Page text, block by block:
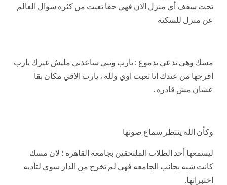
تحت سقف أي منزل الان فهي حقا تعبت من كثره سؤال العالم
عن منزل للسكنه
مسك وهي تدعي بدموع : يارب ونبي ساعدني مليش غيرك يارب
افرجها من عندك انا تعبت اوي ولله ، يارب الاقي مكان بقا
عشان مش قادره .
وكأن الله ينتظر سماع صوتها
ليسمعها أحد الطلاب الملتحقين بجامعه القاهره ؛ لان مسك
كانت شبه بجانب الجامعه فهي لم تخرج من الدار سوي لتأديه
اختبراتها.